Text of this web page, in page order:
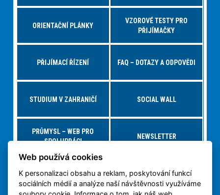
ORIENTAČNÍ PLÁNKY
VZOROVÉ TESTY PRO
PŘIJÍMAČKY
PŘIJÍMACÍ ŘÍZENÍ FAQ – DOTAZY A ODPOVĚDI
STUDIUM V ZAHRANIČÍ SOCIAL WALL
PRŮMYSL – WEB PRO
SPOLUPRÁCI
NEWSLETTER
NABÍDKY PRÁCE – JOBS FS VIRTUÁLNÍ PROHLÍDKA
Web používá cookies
K personalizaci obsahu a reklam, poskytování funkcí
sociálních médií a analýze naší návštěvnosti využíváme